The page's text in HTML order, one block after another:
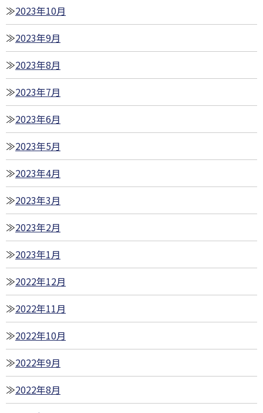
2023年10月
2023年9月
2023年8月
2023年7月
2023年6月
2023年5月
2023年4月
2023年3月
2023年2月
2023年1月
2022年12月
2022年11月
2022年10月
2022年9月
2022年8月